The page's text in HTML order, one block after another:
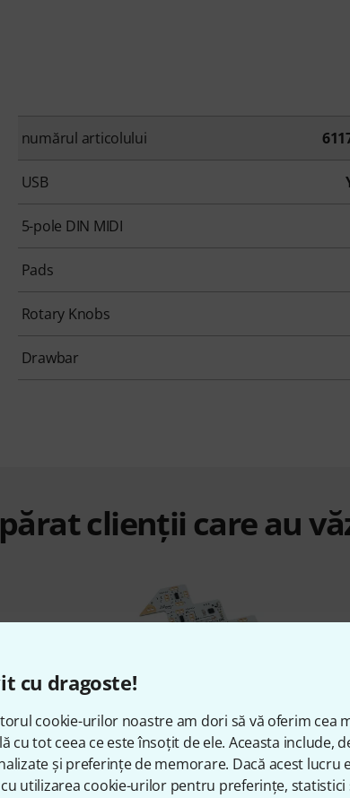
cu dragoste!
cookie-urilor noastre am dori să vă oferim cea
cu tot ceea ce este însoțit de ele. Aceasta include,
și preferințe de memorare. Dacă acest lucru
utilizarea cookie-urilor pentru preferințe, statistici
numărul articolului
USB
5-pole DIN MIDI
Pads
Rotary Knobs
Drawbar
clienții care au
MIDI
14%
CUMPĂRAT
Playtronica Playtron MIDI